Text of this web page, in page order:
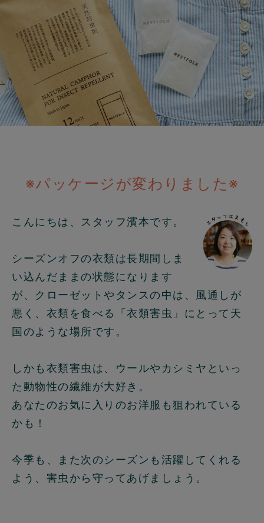
※パッケージが変わりました※
こんにちは、スタッフ濱本です。
シーズンオフの衣類は長期間しま
い込んだままの状態になります
が、クローゼットやタンスの中は、風通しが
悪く、衣類を食べる「衣類害虫」にとって天
国のような場所です。
しかも衣類害虫は、ウールやカシミヤといっ
た動物性の繊維が大好き。
あなたのお気に入りのお洋服も狙われている
かも！
今季も、また次のシーズンも活躍してくれる
よう、害虫から守ってあげましょう。